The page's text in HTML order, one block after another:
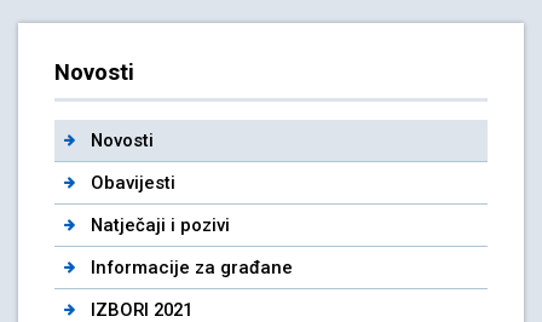
Novosti
Novosti
Obavijesti
Natječaji i pozivi
Informacije za građane
IZBORI 2021